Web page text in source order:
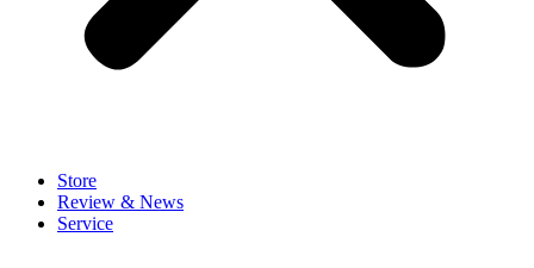
Store
Review & News
Service